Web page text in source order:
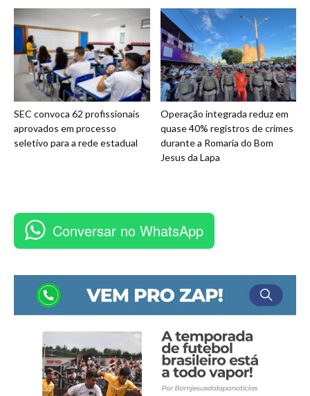
SEC convoca 62 profissionais
aprovados em processo
seletivo para a rede estadual
Operação integrada reduz em
quase 40% registros de crimes
durante a Romaria do Bom
Jesus da Lapa
Conversar no WhatsApp